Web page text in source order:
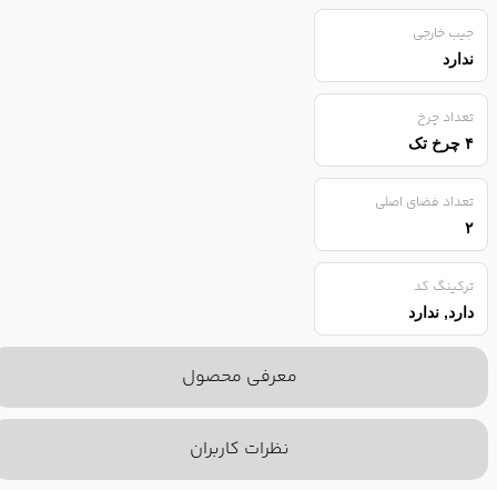
معرفی محصول
نظرات کاربران
جیب خارجی
ندارد
تعداد چرخ
تعداد فضای اصلی
ترکینگ کد
دارد, ندارد